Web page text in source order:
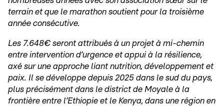
terrain et que le marathon soutient pour la troisième
année consécutive.
Les 7.648€ seront attribués à un projet à mi-chemin
entre intervention d’urgence et appui à la résilience,
axé sur une approche liant nutrition, développement et
paix. Il se développe depuis 2025 dans le sud du pays,
plus précisément dans le district de Moyale à la
frontière entre l’Ethiopie et le Kenya, dans une région en